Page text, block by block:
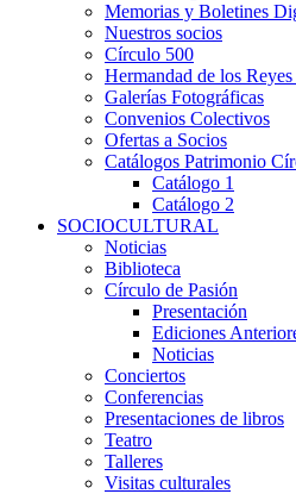
Memorias y Boletines
Nuestros socios
Círculo 500
Hermandad de los
Galerías Fotográficas
Convenios Colectivos
Ofertas a Socios
Catálogos Patrimonio
Catálogo 1
Catálogo 2
SOCIOCULTURAL
Noticias
Biblioteca
Círculo de Pasión
Presentación
Ediciones
Noticias
Conciertos
Conferencias
Presentaciones de libros
Teatro
Talleres
Visitas culturales